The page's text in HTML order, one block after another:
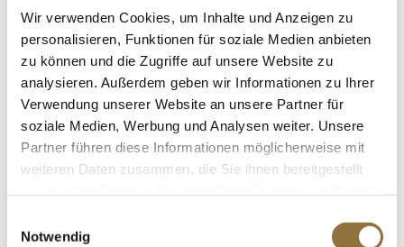
Wir verwenden Cookies, um Inhalte und Anzeigen zu
personalisieren, Funktionen für soziale Medien anbieten
zu können und die Zugriffe auf unsere Website zu
analysieren. Außerdem geben wir Informationen zu Ihrer
Verwendung unserer Website an unsere Partner für
soziale Medien, Werbung und Analysen weiter. Unsere
Partner führen diese Informationen möglicherweise mit
weiteren Daten zusammen, die Sie ihnen bereitgestellt
Notwendig
Salz
0.11 g
Milch
Spuren
SO2/Sulfite
Enthalten
Sojabohnen
Spuren
LEBENSMITTELKENNZEICHNUNGEN
Brombeere - Fruchtaufstrich, 225 g
Art.Nr.:27013